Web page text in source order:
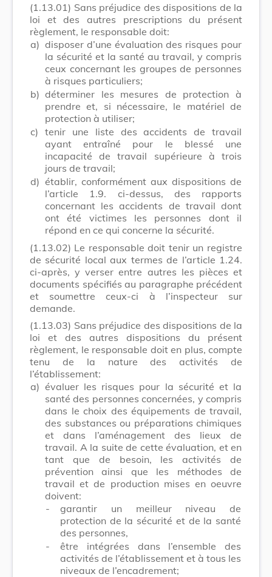
(1.13.01) Sans préjudice des dispositions de la
loi et des autres prescriptions du présent
règlement, le responsable doit:
a) disposer d’une évaluation des risques pour
la sécurité et la santé au travail, y compris
ceux concernant les groupes de personnes
à risques particuliers;
b) déterminer les mesures de protection à
prendre et, si nécessaire, le matériel de
protection à utiliser;
c) tenir une liste des accidents de travail
ayant entraîné pour le blessé une
incapacité de travail supérieure à trois
jours de travail;
d) établir, conformément aux dispositions de
l’article 1.9. ci-dessus, des rapports
concernant les accidents de travail dont
ont été victimes les personnes dont il
répond en ce qui concerne la sécurité.
(1.13.02) Le responsable doit tenir un registre
de sécurité local aux termes de l’article 1.24.
ci-après, y verser entre autres les pièces et
documents spécifiés au paragraphe précédent
et soumettre ceux-ci à l’inspecteur sur
demande.
(1.13.03) Sans préjudice des dispositions de la
loi et des autres dispositions du présent
règlement, le responsable doit en plus, compte
tenu de la nature des activités de
l’établissement:
a) évaluer les risques pour la sécurité et la
santé des personnes concernées, y compris
dans le choix des équipements de travail,
des substances ou préparations chimiques
et dans l’aménagement des lieux de
travail. A la suite de cette évaluation, et en
tant que de besoin, les activités de
prévention ainsi que les méthodes de
travail et de production mises en oeuvre
doivent:
-
garantir un meilleur niveau de
protection de la sécurité et de la santé
des personnes,
-
être intégrées dans l’ensemble des
activités de l’établissement et à tous les
niveaux de l’encadrement;